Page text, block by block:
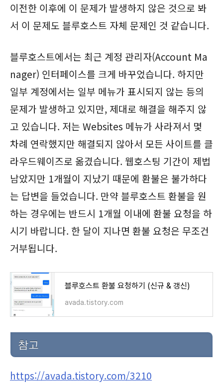
이전한 이후에 이 문제가 발생하지 않은 것으로 봐
서 이 문제도 블루호스트 자체 문제인 것 같습니다.
블루호스트에서는 최근 계정 관리자(Account Ma
nager) 인터페이스를 크게 바꾸었습니다. 하지만
일부 계정에서는 일부 메뉴가 표시되지 않는 등의
문제가 발생하고 있지만, 제대로 해결을 해주지 않
고 있습니다. 저는 Websites 메뉴가 사라져서 몇
차례 연락했지만 해결되지 않아서 모든 사이트를 클
라우드웨이즈로 옮겼습니다. 웹호스팅 기간이 제법
남았지만 1개월이 지났기 때문에 환불은 불가하다
는 답변을 들었습니다. 만약 블루호스트 환불을 원
하는 경우에는 반드시 1개월 이내에 환불 요청을 하
시기 바랍니다. 한 달이 지나면 환불 요청은 무조건
거부됩니다.
블루호스트 환불 요청하기 (신규 & 갱신)
avada.tistory.com
참고
https://avada.tistory.com/3210